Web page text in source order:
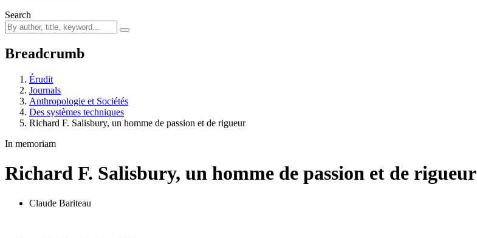
Search
Breadcrumb
Érudit
Journals
Anthropologie et Sociétés
Des systèmes techniques
Richard F. Salisbury, un homme de passion et de rigueur
In memoriam
Richard F. Salisbury, un homme de passion et de rigueur
Claude Bariteau